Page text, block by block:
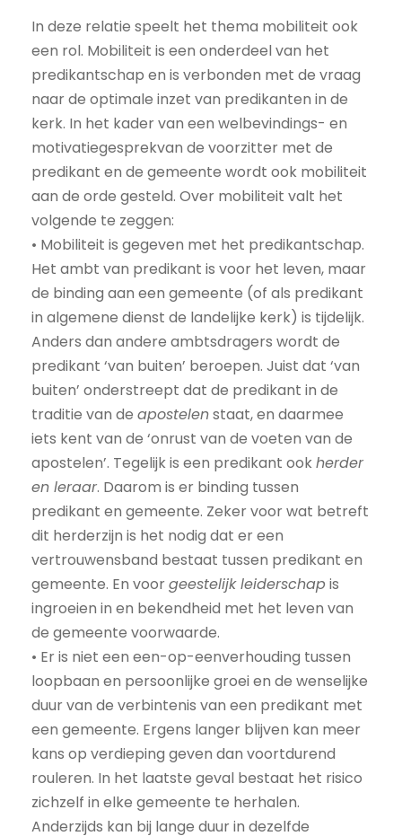
In deze relatie speelt het thema mobiliteit ook
een rol. Mobiliteit is een onderdeel van het
predikantschap en is verbonden met de vraag
naar de optimale inzet van predikanten in de
kerk. In het kader van een welbevindings- en
motivatiegesprekvan de voorzitter met de
predikant en de gemeente wordt ook mobiliteit
aan de orde gesteld. Over mobiliteit valt het
volgende te zeggen:
• Mobiliteit is gegeven met het predikantschap.
Het ambt van predikant is voor het leven, maar
de binding aan een gemeente (of als predikant
in algemene dienst de landelijke kerk) is tijdelijk.
Anders dan andere ambtsdragers wordt de
predikant ‘van buiten’ beroepen. Juist dat ‘van
buiten’ onderstreept dat de predikant in de
traditie van de apostelenstaat, en daarmee
iets kent van de ‘onrust van de voeten van de
apostelen’. Tegelijk is een predikant ookherder
en leraar. Daarom is er binding tussen
predikant en gemeente. Zeker voor wat betreft
dit herderzijn is het nodig dat er een
vertrouwensband bestaat tussen predikant en
gemeente. En voorgeestelijk leiderschapis
ingroeien in en bekendheid met het leven van
de gemeente voorwaarde.
• Er is niet een een-op-eenverhouding tussen
loopbaan en persoonlijke groei en de wenselijke
duur van de verbintenis van een predikant met
een gemeente. Ergens langer blijven kan meer
kans op verdieping geven dan voortdurend
rouleren. In het laatste geval bestaat het risico
zichzelf in elke gemeente te herhalen.
Anderzijds kan bij lange duur in dezelfde